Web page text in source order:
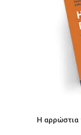
Η αρρώστια